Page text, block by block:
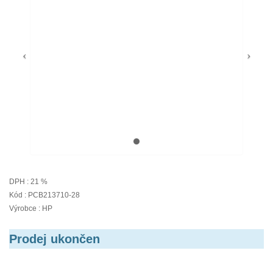
DPH : 21 %
Kód : PCB213710-28
Výrobce : HP
Prodej ukončen